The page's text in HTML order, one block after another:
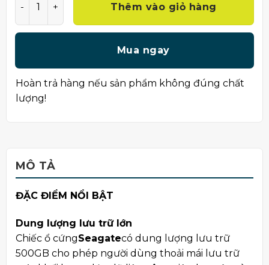
Thêm vào giỏ hàng
Mua ngay
Hoàn trả hàng nếu sản phẩm không đúng chất
lượng!
MÔ TẢ
ĐẶC ĐIỂM NỔI BẬT
Dung lượng lưu trữ lớn
Chiếc ổ cứngSeagatecó dung lượng lưu trữ
500GB cho phép người dùng thoải mái lưu trữ